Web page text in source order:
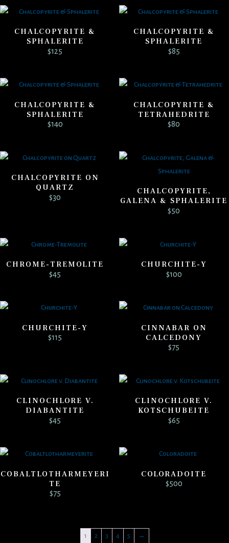
CHALCOPYRITE &
SPHALERITE
$125
CHALCOPYRITE &
SPHALERITE
$85
CHALCOPYRITE &
SPHALERITE
$140
CHALCOPYRITE &
TETRAHEDRITE
$80
CHALCOPYRITE ON
QUARTZ
$30
CHALCOPYRITE,
GALENA & SPHALERITE
$50
CHROME-TREMOLITE
$45
CHURCHITE-Y
$100
CHURCHITE-Y
$115
CINNABAR ON
CALCEDONY
$75
CLINOCHLORE V.
DIABANTITE
$45
CLINOCHLORE V.
KOTSCHUBEITE
$65
COBALTLOTHARMEYERI
TE
$75
COLORADOITE
$500
1 2 3 4 5 →